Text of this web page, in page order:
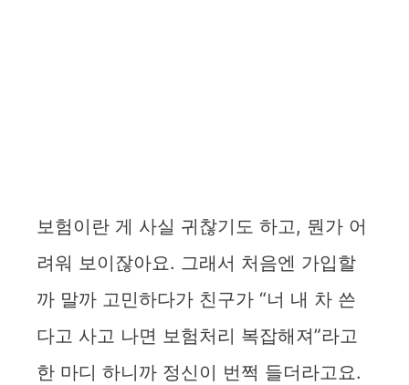
보험이란 게 사실 귀찮기도 하고, 뭔가 어
려워 보이잖아요. 그래서 처음엔 가입할
까 말까 고민하다가 친구가 “너 내 차 쓴
다고 사고 나면 보험처리 복잡해져”라고
한 마디 하니까 정신이 번쩍 들더라고요.